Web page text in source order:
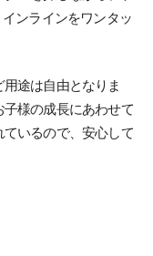
ンラインをワンタッ
途は自由となりま
様の成長にあわせて
いるので、安心して